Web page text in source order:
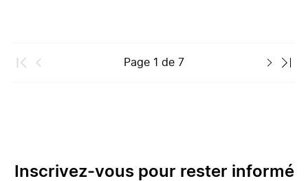
Page 1 de 7
Inscrivez-vous pour rester informé